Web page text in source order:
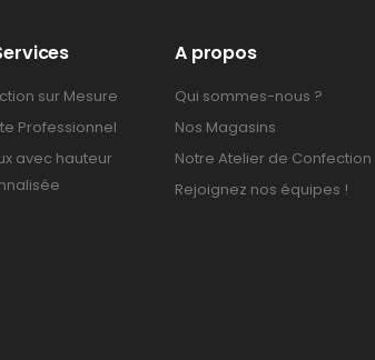
sur Mesure
Professionnel
avec hauteur
A propos
Qui sommes-nous ?
Nos Magasins
Notre Atelier de Confection
Rejoignez nos équipes !